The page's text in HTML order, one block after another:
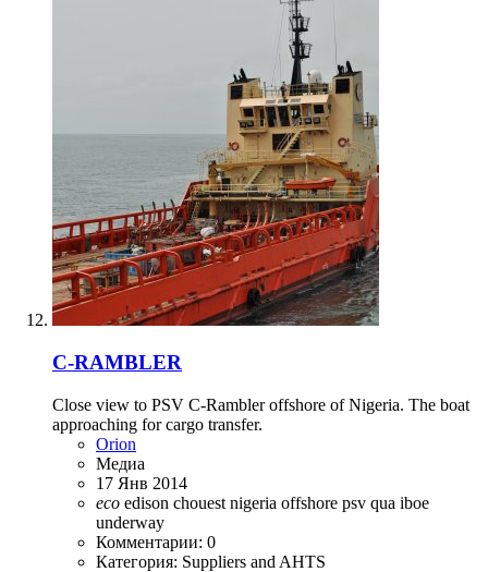
C-RAMBLER
Close view to PSV C-Rambler offshore of Nigeria. The boat
approaching for cargo transfer.
Orion
Медиа
17 Янв 2014
eco edison chouest nigeria offshore psv qua iboe
underway
Комментарии: 0
Категория: Suppliers and AHTS